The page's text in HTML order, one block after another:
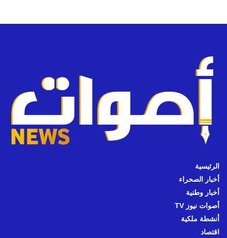
الرئيسية
أخبار الصحراء
أخبار وطنية
أصوات نيوز TV
أنشطة ملكية
اقتصاد